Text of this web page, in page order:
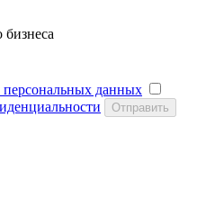
персональных данных
Отправить